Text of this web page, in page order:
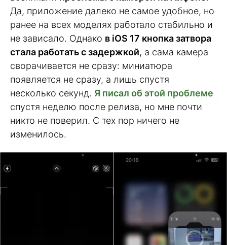
Да, приложение далеко не самое удобное, но
ранее на всех моделях работало стабильно и
не зависало. Однако в iOS 17 кнопка затвора
стала работать с задержкой, а сама камера
сворачивается не сразу: миниатюра
появляется не сразу, а лишь спустя
несколько секунд. Я писал об этой проблеме
спустя неделю после релиза, но мне почти
никто не поверил. С тех пор ничего не
изменилось.